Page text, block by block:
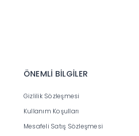
ÖNEMLİ BİLGİLER
Gizlilik Sözleşmesi
Kullanım Koşulları
Mesafeli Satış Sözleşmesi